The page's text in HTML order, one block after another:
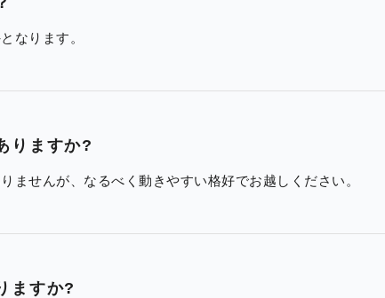
なります。
りますか?
ませんが、なるべく動きやすい格好でお越しください。
ますか?